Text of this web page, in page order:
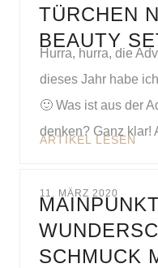
TÜRCHEN
BEAUTY
Hurra, hurra, die
dieses Jahr habe
🙂 Was ist aus der
denken? Ganz klar!
ARTIKEL LESEN
11. MÄRZ 2020
SCHMUCK